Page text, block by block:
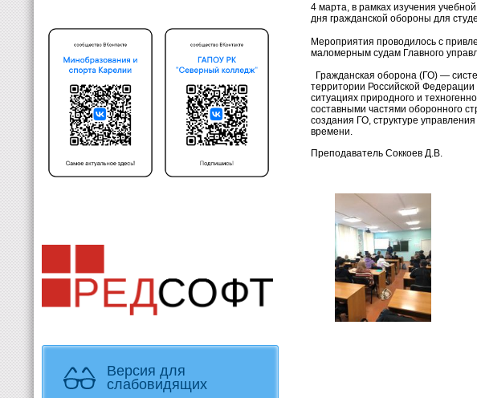
Версия для
слабовидящих
4 марта, в рамках изучения
дня гражданской обороны для
Мероприятия проводилось с
маломерным судам Главного
Гражданская оборона (ГО) —
территории Российской
ситуациях природного и
составными частями оборонного
создания ГО, структуре
времени.
Преподаватель Соккоев Д.В.